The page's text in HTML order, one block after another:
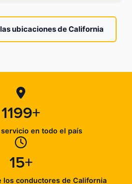
ubicaciones de California
1199+
en todo el país
15+
los conductores de California